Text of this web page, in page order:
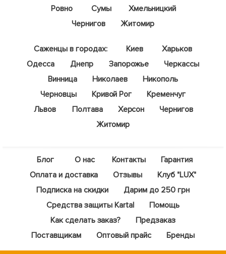
Ровно
Сумы
Хмельницкий
Чернигов
Житомир
Саженцы в городах: Киев
Харьков
Одесса
Днепр Запорожье
Черкассы
Винница
Николаев
Никополь
Черновцы
Кривой Рог
Кременчуг
Львов
Полтава Херсон
Чернигов
Житомир
Блог О нас Контакты
Гарантия
Оплата и доставка
Отзывы
Клуб "LUX"
Подписка на скидки
Дарим до 250 грн
Средства защиты Kartal
Помощь
Как сделать заказ?
Предзаказ
Поставщикам
Оптовый прайс Бренды